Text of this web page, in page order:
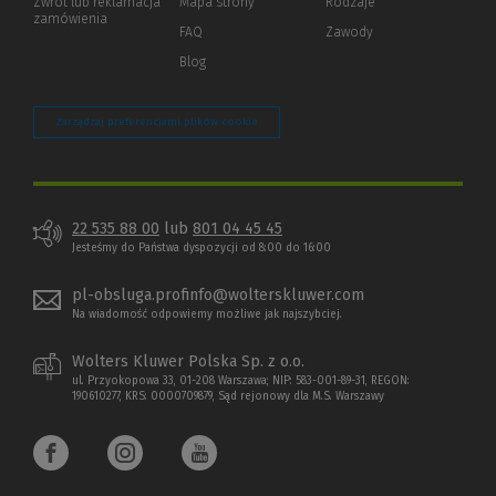
innej
zamówienia
FAQ
Blog
Zawody
Zarządzaj preferencjami plików cookie
22 535 88 00 lub 801 04 45 45
Jesteśmy do Państwa dyspozycji od 8:00 do 16:00
pl-obsluga.profinfo@wolterskluwer.com
Na wiadomość odpowiemy możliwe jak najszybciej.
Wolters Kluwer Polska Sp. z o.o.
ul. Przyokopowa 33, 01-208 Warszawa; NIP: 583-001-89-31, REGON:
190610277, KRS: 0000709879, Sąd rejonowy dla M.S. Warszawy